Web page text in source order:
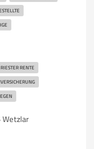
RIESTER RENTE
Wetzlar